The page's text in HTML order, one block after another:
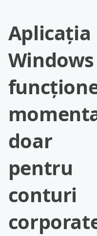
Aplicația
Windows
doar
pentru
conturi